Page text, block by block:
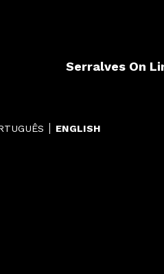
Serralves On
ENGLISH